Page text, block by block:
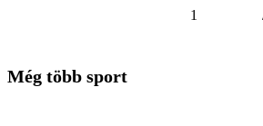
1
Még több sport